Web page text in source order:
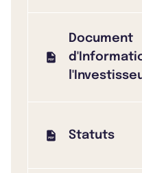
Document
Statuts